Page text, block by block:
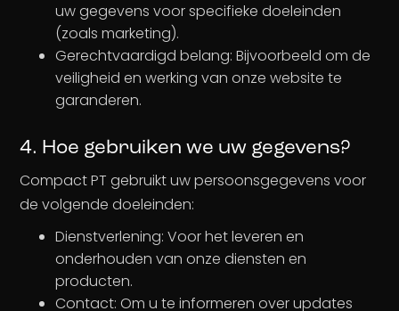
uw gegevens voor specifieke doeleinden
(zoals marketing).
Gerechtvaardigd belang: Bijvoorbeeld om de
veiligheid en werking van onze website te
garanderen.
4. Hoe gebruiken we uw gegevens?
Compact PT gebruikt uw persoonsgegevens voor
de volgende doeleinden:
Dienstverlening: Voor het leveren en
onderhouden van onze diensten en
producten.
Contact: Om u te informeren over updates